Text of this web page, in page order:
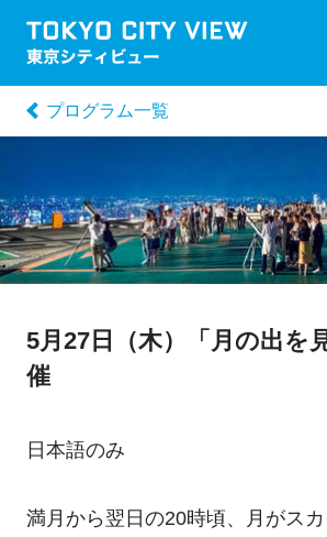
プログラム一覧
5月27日（木）「月の出を
催
日本語のみ
満月から翌日の20時頃、月がス